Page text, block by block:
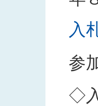
入
参
◇